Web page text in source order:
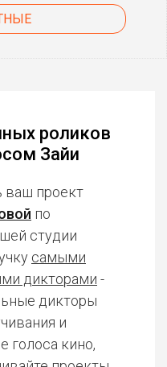
роликов
Зайи
проект
по
студии
самыми
дикторами -
дикторы
и
голоса кино,